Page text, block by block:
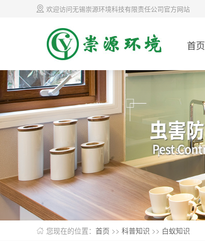
欢迎访问无锡崇源环境科技有限责任公司官方网站
首页
您现在的位置： 首页 >> 科普知识 >> 白蚁知识